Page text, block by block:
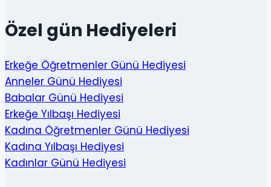
Özel gün Hediyeleri
Erkeğe Öğretmenler Günü Hediyesi
Anneler Günü Hediyesi
Babalar Günü Hediyesi
Erkeğe Yılbaşı Hediyesi
Kadına Öğretmenler Günü Hediyesi
Kadına Yılbaşı Hediyesi
Kadınlar Günü Hediyesi